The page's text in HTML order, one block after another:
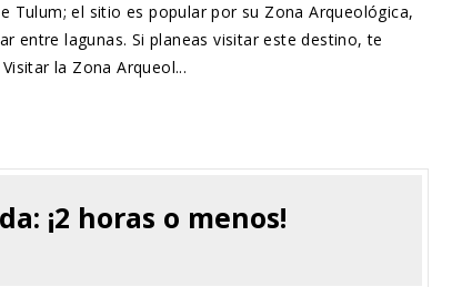
Tulum; el sitio es popular por su Zona Arqueológica,
entre lagunas. Si planeas visitar este destino, te
la Zona Arqueol...
¡2 horas o menos!